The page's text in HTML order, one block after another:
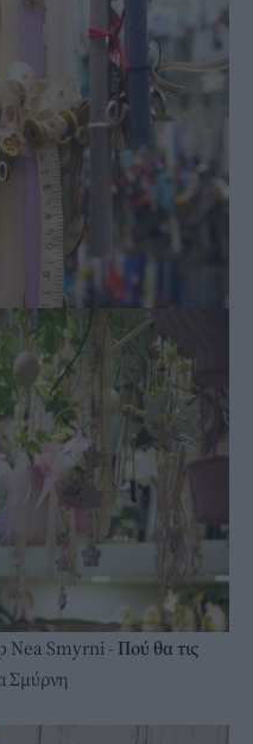
Nea Smyrni - Πού θα τις
Σμύρνη